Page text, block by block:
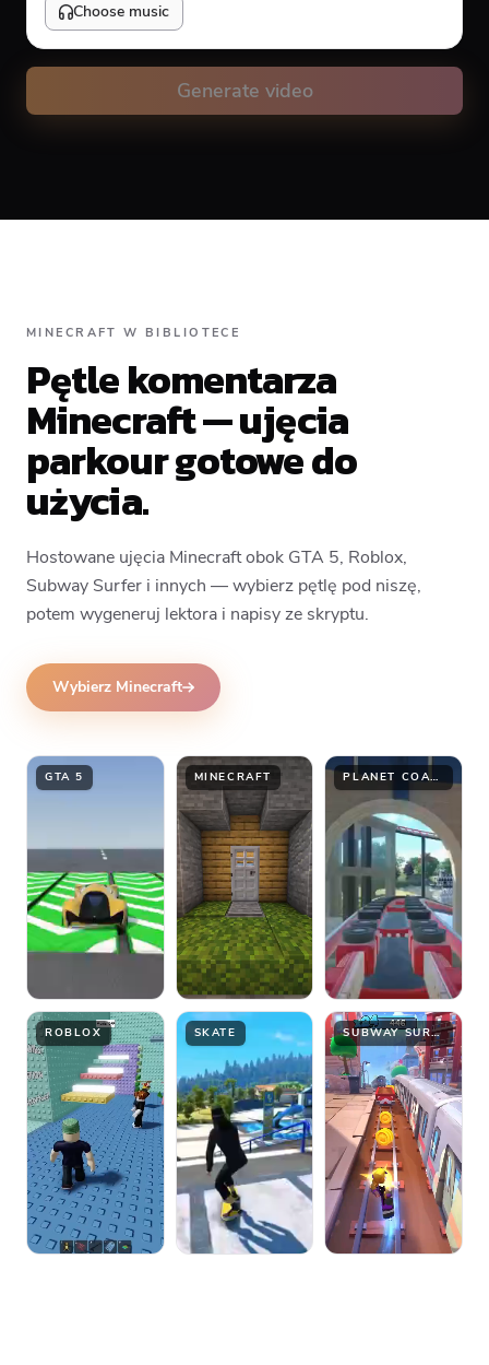
#FFFFFF
Middle
Choose music
Generate video
MINECRAFT W BIBLIOTECE
Pętle komentarza
Minecraft — ujęcia
parkour gotowe do
użycia.
Hostowane ujęcia Minecraft obok GTA 5, Roblox,
Subway Surfer i innych — wybierz pętlę pod niszę,
potem wygeneruj lektora i napisy ze skryptu.
Wybierz Minecraft
GTA 5 MINECRAFT PLANET COASTER
ROBLOX SKATE SUBWAY SURFER